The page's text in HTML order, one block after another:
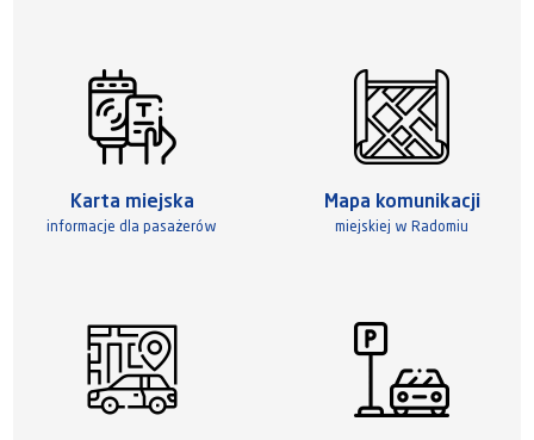
Karta miejska
informacje dla pasażerów
Mapa komunikacji
miejskiej w Radomiu